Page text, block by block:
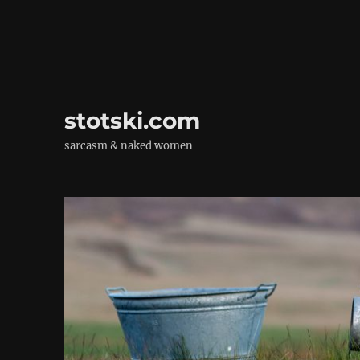
stotski.com
sarcasm & naked women